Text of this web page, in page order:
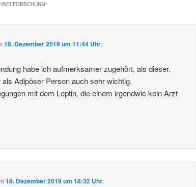
“
18. Dezember 2019 um 11:44 Uhr:
habe ich aufmerksamer zugehört, als dieser.
Adipöser Person auch sehr wichtig.
mit dem Leptin, die einem irgendwie kein Arzt
18. Dezember 2019 um 18:32 Uhr: